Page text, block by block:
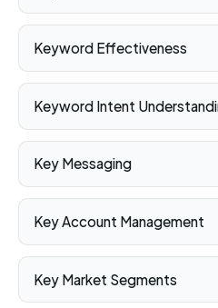
Keyword Effectiveness
Keyword Intent
Key Messaging
Key Account Management
Key Market Segments